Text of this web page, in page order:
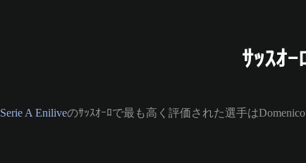
ｻｯｽｵｰ
Serie A Eniliveのｻｯｽｵｰﾛで最も高く評価された選手はDomenico